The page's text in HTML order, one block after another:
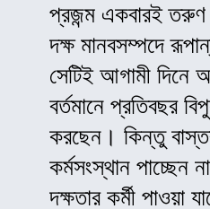
প্রজন্ম একবারই
দক্ষ মানবসম্পদে
সেটিই আগামী দিনে
বর্তমানে প্রতিবছর
করছেন। কিন্তু
কর্মসংস্থান পাচ্ছেন
দক্ষতার কর্মী পাওয়া